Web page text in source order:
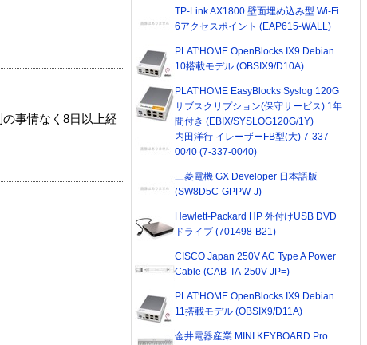
事情なく8日以上経
TP-Link AX1800 壁面埋め込み型 Wi-Fi
6アクセスポイント (EAP615-WALL)
PLAT'HOME OpenBlocks IX9 Debian
10搭載モデル (OBSIX9/D10A)
PLAT'HOME EasyBlocks Syslog 120G
サブスクリプション(保守サービス) 1年
間付き (EBIX/SYSLOG120G/1Y)
内田洋行 イレーザーFB型(大) 7-337-
0040 (7-337-0040)
三菱電機 GX Developer 日本語版
(SW8D5C-GPPW-J)
Hewlett-Packard HP 外付けUSB DVD
ドライブ (701498-B21)
CISCO Japan 250V AC Type A Power
Cable (CAB-TA-250V-JP=)
PLAT'HOME OpenBlocks IX9 Debian
11搭載モデル (OBSIX9/D11A)
金井電器産業 MINI KEYBOARD Pro